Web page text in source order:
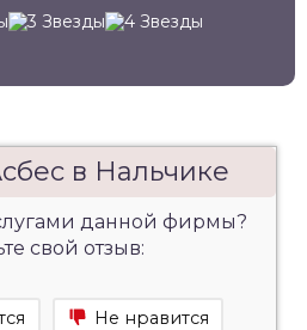
в Нальчике
данной фирмы?
свой отзыв:
Не нравится